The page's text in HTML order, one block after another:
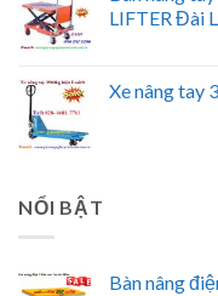
LIFTER Đài
Xe nâng tay
NỔI BẬT
Bàn nâng